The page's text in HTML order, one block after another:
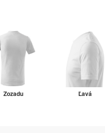
Zozadu Ľavá